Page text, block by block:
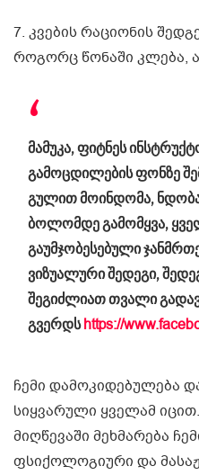
7. კვების რაციონის
როგორც წონაში კლება,
მამუკა, ფიტნეს
გამოცდილების ფონზე
გულით მოინდომა,
ბოლომდე გამომყვა,
გაუმჯობესებული
ვიზუალური შედეგი,
შეგიძლიათ თვალი
გვერდსhttps://
ჩემი დამოკიდებულება
სიყვარული ყველამ
მიღწევაში მეხმარება
ფსიქოლოგიური და